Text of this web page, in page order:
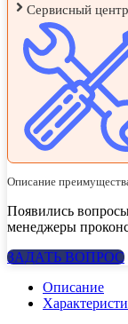
Сервисный центр
Описание
Появились
менеджеры
ЗАДАТЬ ВОПРОС
Описание